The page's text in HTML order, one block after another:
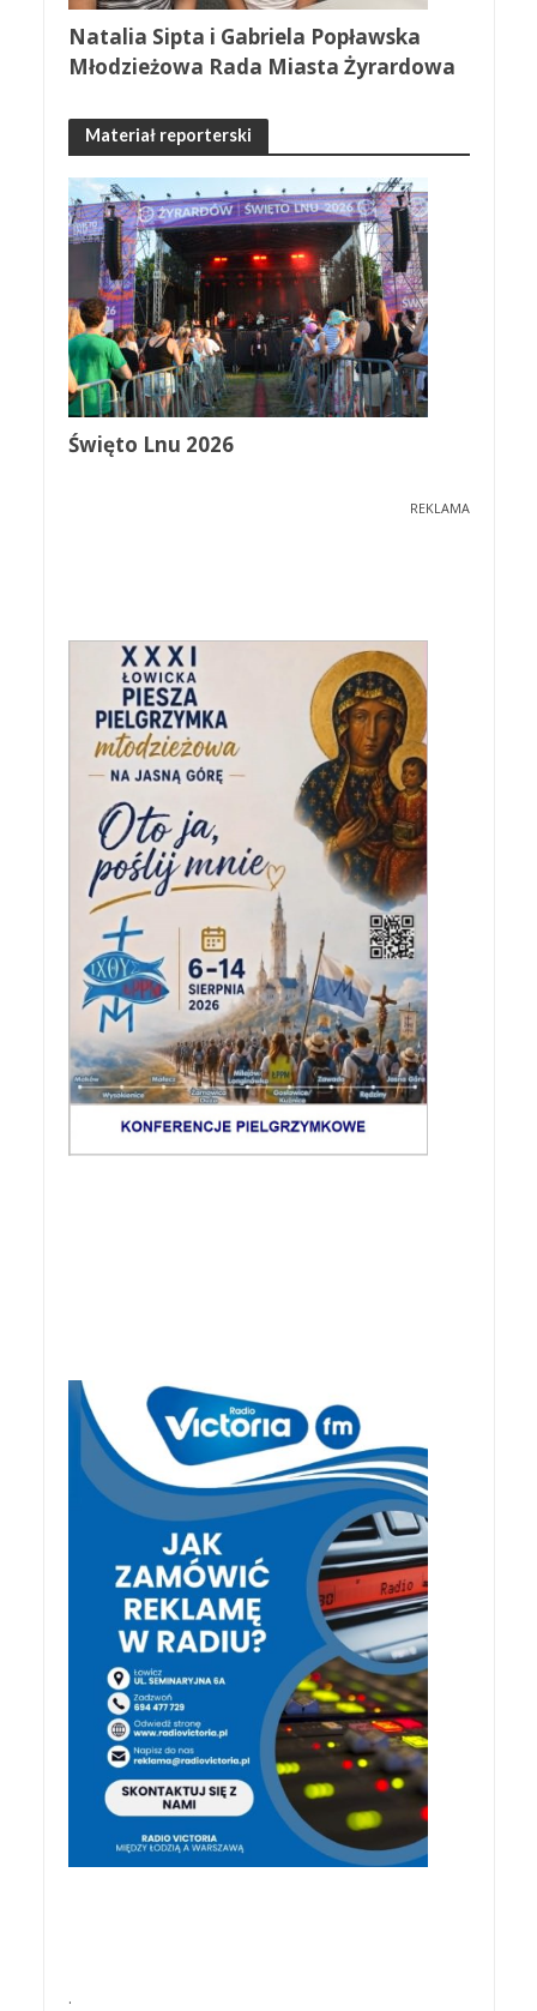
Natalia Sipta i Gabriela Popławska
Młodzieżowa Rada Miasta Żyrardowa
Materiał reporterski
Święto Lnu 2026
REKLAMA
.